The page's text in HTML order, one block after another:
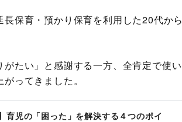
保育・預かり保育を利用した20代から
たい」と感謝する一方、全肯定で使い
ってきました。
育児の「困った」を解決する４つのポイ